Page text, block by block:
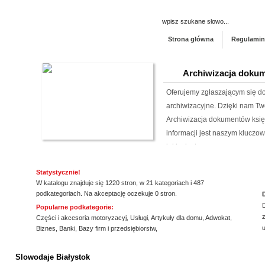
Strona główna
Archiwizacja
Oferujemy zgłaszającym się
archiwizacyjne. Dzięki nam
Archiwizacja dokumentów
informacji jest naszym
jakim jest ...
Szukasz godnego zaufania
przejrzyj naszą propozycję.
pasteryzacji i szereg innych
jeżeli tym, czego szukasz, są
Statystycznie!
W katalogu znajduje się 1220 stron, w 21 kategoriach i 487
podkategoriach. Na akceptację oczekuje 0 stron.
Popularne podkategorie:
Części i akcesoria motoryzacyj Usługi Artykuły dla domu Adwokat
Biznes
Banki Bazy firm i przedsiębiorstw,
Slowodaje Białystok